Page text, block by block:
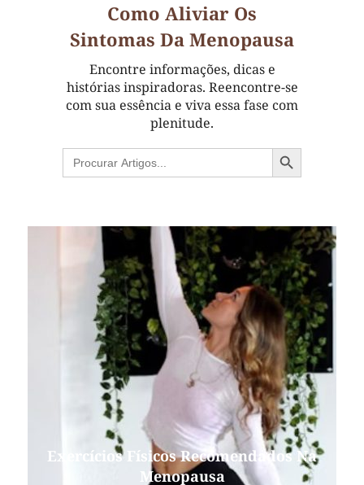
Como Aliviar Os
Sintomas Da Menopausa
Encontre informações, dicas e
histórias inspiradoras. Reencontre-se
com sua essência e viva essa fase com
plenitude.
Search
for:
Search Button
Exercícios Físicos Recomendados Na
Menopausa